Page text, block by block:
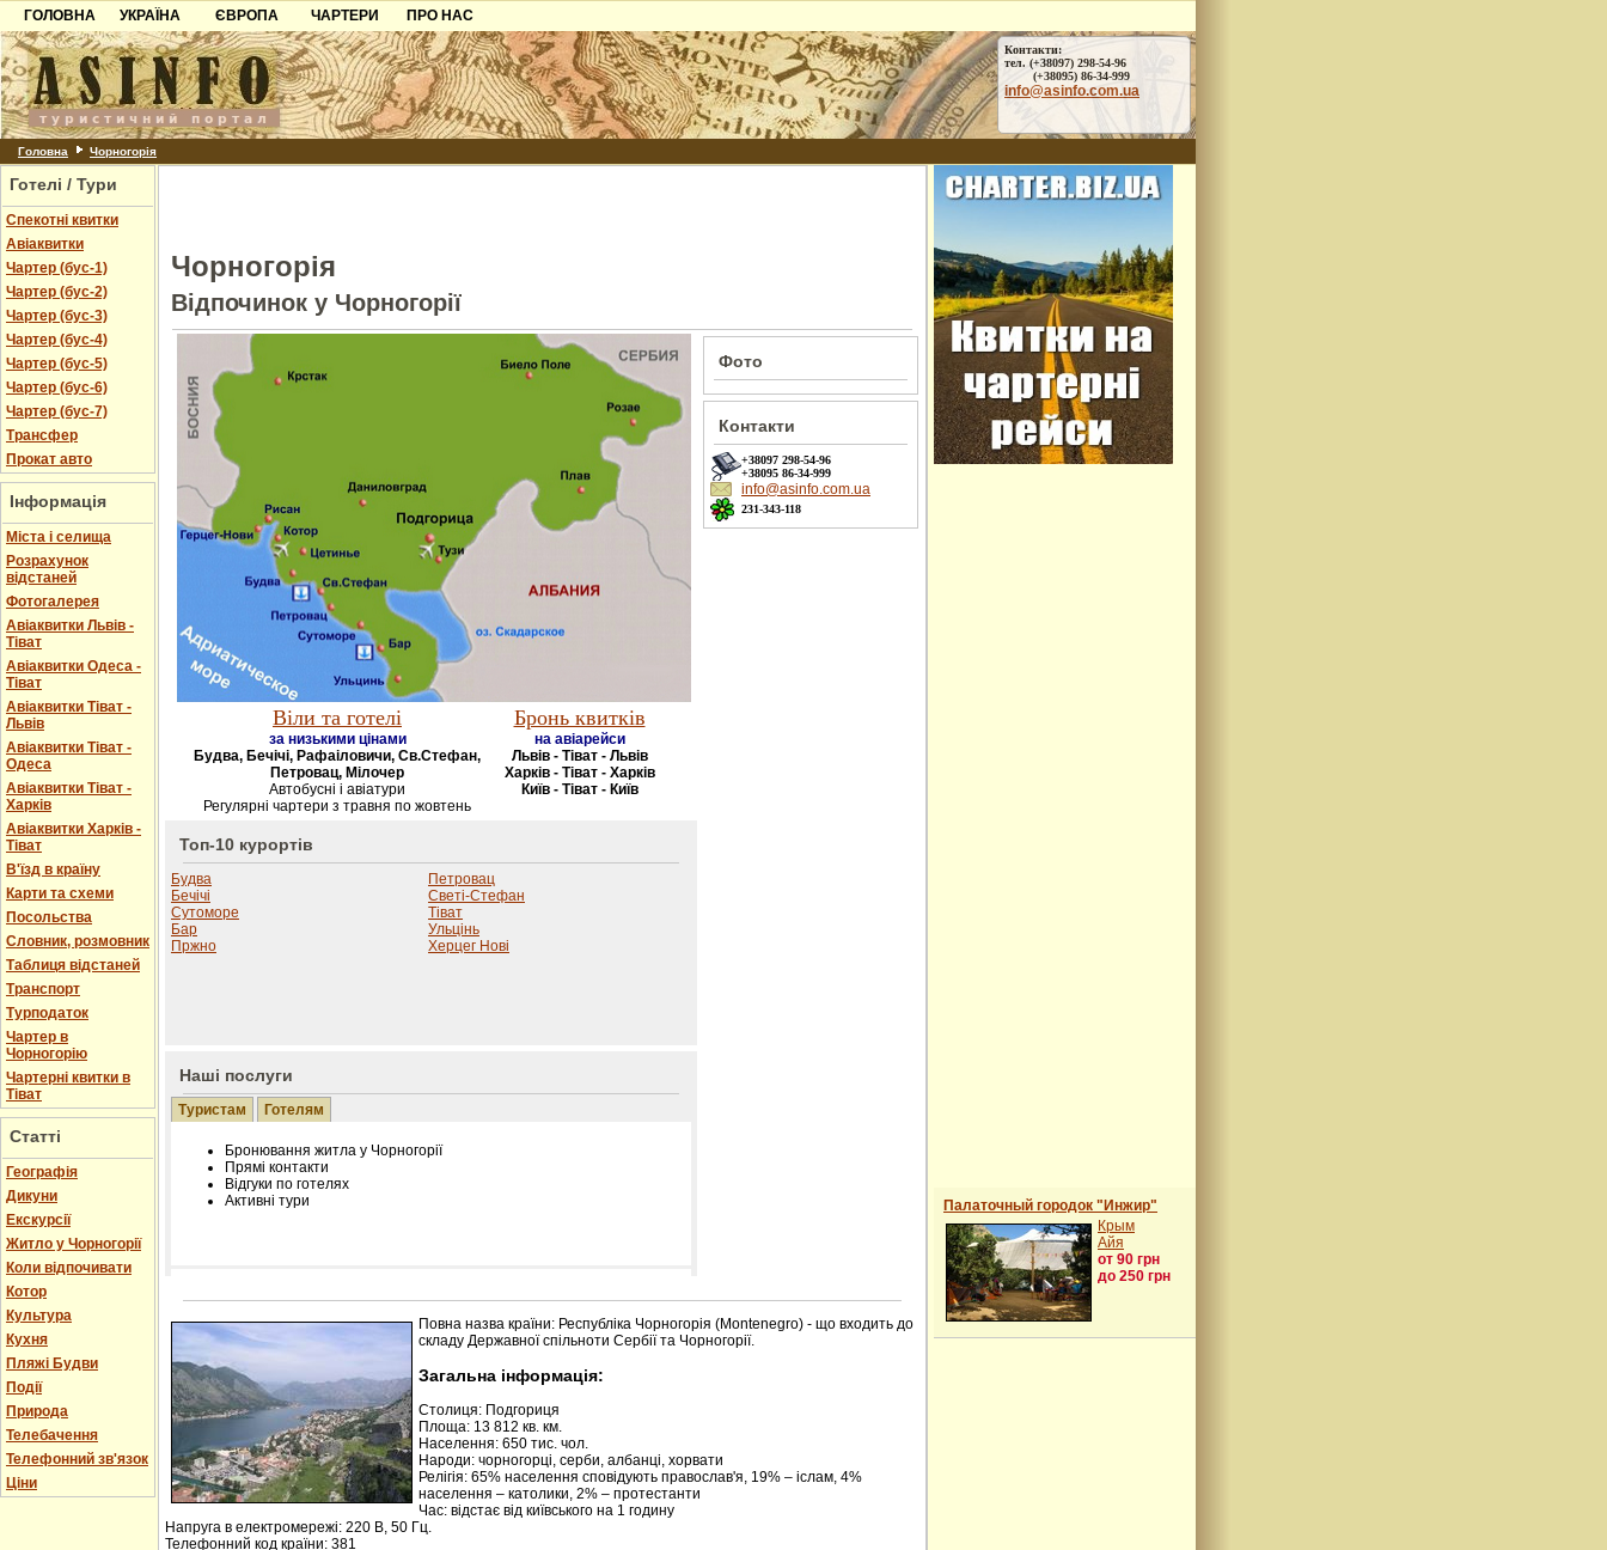
ГОЛОВНА
УКРАЇНА
Карпати
Азов
Причорноморря
Шацьк
ЄВРОПА
Чорногорія
Хорватія
Болгарія
ЧАРТЕРИ
ПРО НАС
Контакти
Партнерам
Додати готель
Контакти:
тел. (+38097) 298-54-96
(+38095) 86-34-999
info@asinfo.com.ua
Головна Чорногорія
Готелі / Тури
Спекотні квитки
Авіаквитки
Чартер (бус-1)
Чартер (бус-2)
Чартер (бус-3)
Чартер (бус-4)
Чартер (бус-5)
Чартер (бус-6)
Чартер (бус-7)
Трансфер
Прокат авто
Інформація
Міста і селища
Розрахунок
відстаней
Фотогалерея
Авіаквитки Львів -
Тіват
Авіаквитки Одеса -
Тіват
Авіаквитки Тіват -
Львів
Авіаквитки Тіват -
Одеса
Авіаквитки Тіват -
Харків
Авіаквитки Харків -
Тіват
В'їзд в країну
Карти та схеми
Посольства
Словник, розмовник
Таблиця відстаней
Транспорт
Турподаток
Чартер в
Чорногорію
Чартерні квитки в
Тіват
Статті
Географія
Дикуни
Екскурсії
Житло у Чорногорії
Коли відпочивати
Котор
Культура
Кухня
Пляжі Будви
Події
Природа
Телебачення
Телефонний зв'язок
Ціни
Чорногорія
Відпочинок у Чорногорії
Віли та готелі
за низькими цінами
Будва, Бечічі, Рафаіловичи, Св.Стефан,
Петровац, Мілочер
Автобусні і авіатури
Регулярні чартери з травня по жовтень
Бронь квитків
на авіарейси
Львів - Тіват - Львів
Харків - Тіват - Харків
Київ - Тіват - Київ
Топ-10 курортів
Будва
Бечічі
Сутоморе
Бар
Пржно
Петровац
Светі-Стефан
Тіват
Ульцінь
Херцег Нові
Наші послуги
Туристам Готелям
Бронювання житла у Чорногорії
Прямі контакти
Відгуки по готелях
Активні тури
Розміщення інформації про готель на нашому сайті
Редагування інформації і цін на вимогу
Лічільник відвідувачів
Фото
Контакти
+38097 298-54-96
+38095 86-34-999
info@asinfo.com.ua
231-343-118
Повна назва країни: Республіка Чорногорія (Montenegro) - що входить до
складу Державної спільноти Сербії та Чорногорії.
Загальна інформація:
Столиця: Подгориця
Площа: 13 812 кв. км.
Населення: 650 тис. чол.
Народи: чорногорці, серби, албанці, хорвати
Релігія: 65% населення сповідують православ'я, 19% – іслам, 4%
населення – католики, 2% – протестанти
Час: відстає від київського на 1 годину
Напруга в електромережі: 220 В, 50 Гц.
Телефонний код країни: 381
Палаточный городок "Инжир"
Крым
Айя
от 90 грн
до 250 грн